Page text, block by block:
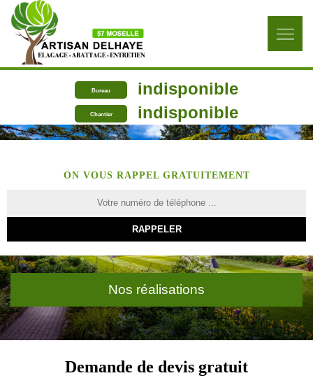
Bureau indisponible
Chantier indisponible
ON VOUS RAPPEL GRATUITEMENT
Nos réalisations
Demande de devis gratuit